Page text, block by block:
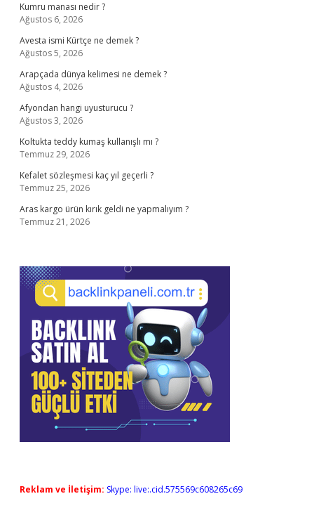
Kumru manası nedir ?
Ağustos 6, 2026
Avesta ismi Kürtçe ne demek ?
Ağustos 5, 2026
Arapçada dünya kelimesi ne demek ?
Ağustos 4, 2026
Afyondan hangi uyusturucu ?
Ağustos 3, 2026
Koltukta teddy kumaş kullanışlı mı ?
Temmuz 29, 2026
Kefalet sözleşmesi kaç yıl geçerli ?
Temmuz 25, 2026
Aras kargo ürün kırık geldi ne yapmalıyım ?
Temmuz 21, 2026
Reklam ve İletişim: Skype: live:.cid.575569c608265c69